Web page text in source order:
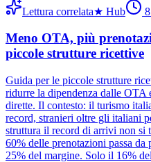
Lettura correlata★ Hub 8
Meno OTA, più
piccole strutture ricettive
Guida per le piccole strutture
ridurre la dipendenza dalle OTA
dirette. Il contesto: il turismo
record, stranieri oltre gli italiani
struttura il record di arrivi non si
60% delle prenotazioni passa
25% del margine. Solo il 16%